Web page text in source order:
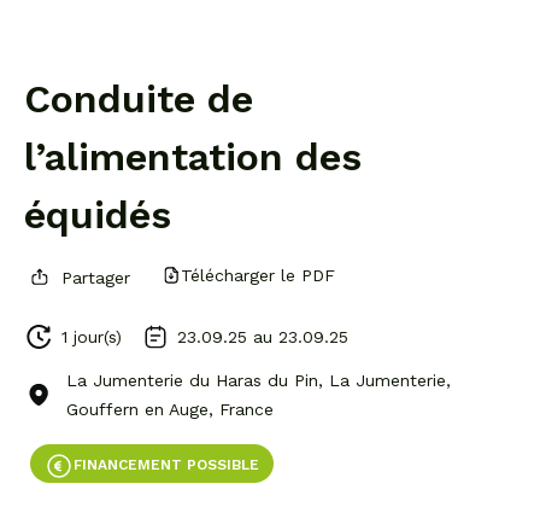
Conduite de
l’alimentation des
équidés
Partager Télécharger le PDF
1 jour(s) 23.09.25 au 23.09.25
La Jumenterie du Haras du Pin, La Jumenterie,
Gouffern en Auge, France
FINANCEMENT POSSIBLE